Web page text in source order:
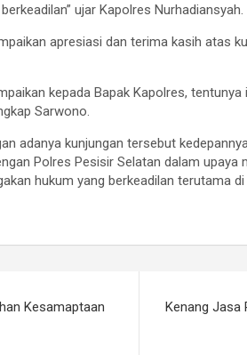
ujar Kapolres Nurhadiansyah.
apresiasi dan terima kasih atas
kepada Bapak Kapolres,
Sarwono.
adanya kunjungan tersebut
Polres Pesisir Selatan dalam upaya
hukum yang berkeadilan terutama
Kesamaptaan
Kenang Jasa